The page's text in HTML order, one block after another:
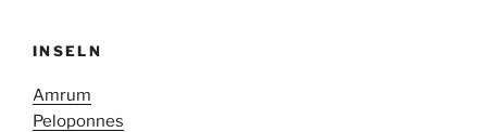
INSELN
Amrum
Peloponnes